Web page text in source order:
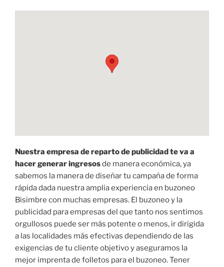
Nuestra empresa de reparto de publicidad te va a
hacer generar ingresosde manera económica, ya
sabemos la manera de diseñar tu campaña de forma
rápida dada nuestra amplia experiencia en buzoneo
Bisimbre con muchas empresas. El buzoneo y la
publicidad para empresas del que tanto nos sentimos
orgullosos puede ser más potente o menos, ir dirigida
a las localidades más efectivas dependiendo de las
exigencias de tu cliente objetivo y aseguramos la
mejor imprenta de folletos para el buzoneo. Tener